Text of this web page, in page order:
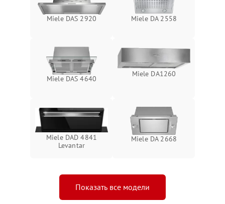
Miele DAS 2920 Miele DA 2558
Miele DAS 4640
Miele DA1260
Miele DAD 4841
Levantar
Miele DA 2668
Показать все модели